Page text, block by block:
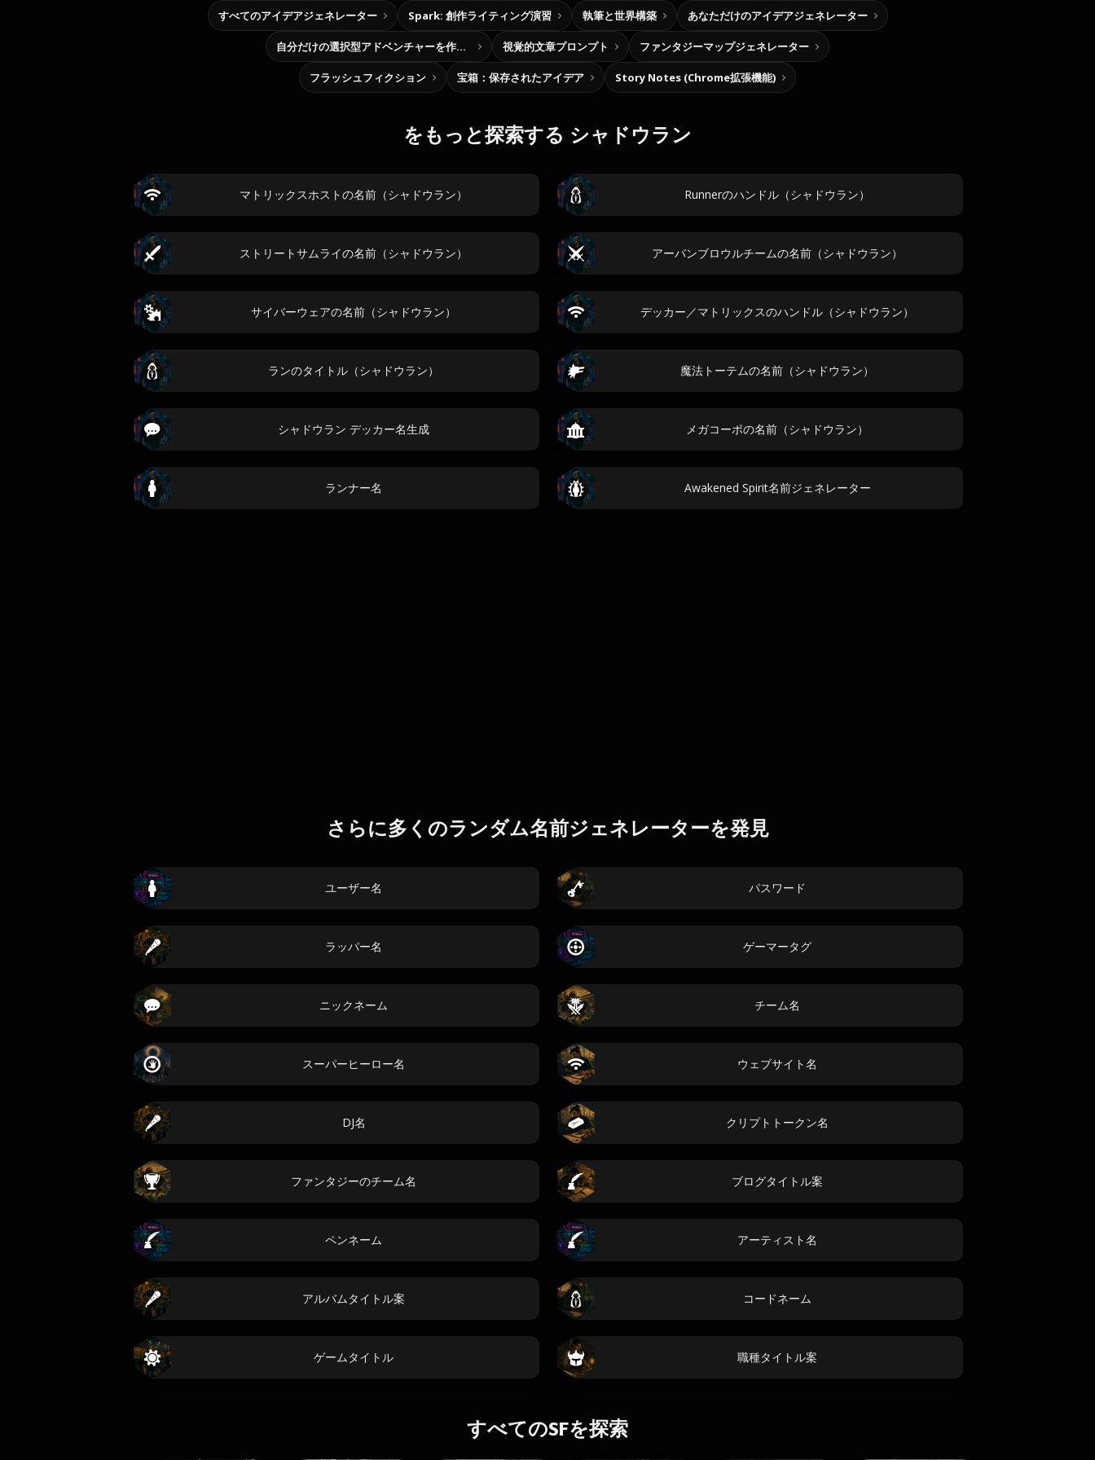
すべてのアイデアジェネレーター Spark: 創作ライティング演習 執筆と世界構築 あなただけのアイデアジェネレーター
自分だけの選択型アドベンチャーを作ろう 視覚的文章プロンプト ファンタジーマップジェネレーター
フラッシュフィクション 宝箱：保存されたアイデア Story Notes (Chrome拡張機能)
をもっと探索する シャドウラン
マトリックスホストの名前（シャドウラン） Runnerのハンドル（シャドウラン）
ストリートサムライの名前（シャドウラン） アーバンブロウルチームの名前（シャドウラン）
サイバーウェアの名前（シャドウラン） デッカー／マトリックスのハンドル（シャドウラン）
ランのタイトル（シャドウラン） 魔法トーテムの名前（シャドウラン）
シャドウラン デッカー名生成 メガコーポの名前（シャドウラン）
ランナー名 Awakened Spirit名前ジェネレーター
さらに多くのランダム名前ジェネレーターを発見
ユーザー名 パスワード
ラッパー名 ゲーマータグ
ニックネーム チーム名
スーパーヒーロー名 ウェブサイト名
DJ名 クリプトトークン名
ファンタジーのチーム名 ブログタイトル案
ペンネーム アーティスト名
アルバムタイトル案 コードネーム
ゲームタイトル 職種タイトル案
すべてのSFを探索